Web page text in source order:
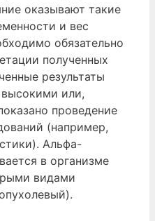
оказывают такие
и вес
обязательно
полученных
результаты
или,
проведение
(например,
Альфа-
в организме
видами